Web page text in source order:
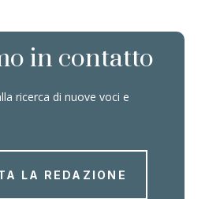
in contatto
ricerca di nuove voci e
LA REDAZIONE